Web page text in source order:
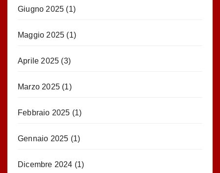
Giugno 2025 (1)
Maggio 2025 (1)
Aprile 2025 (3)
Marzo 2025 (1)
Febbraio 2025 (1)
Gennaio 2025 (1)
Dicembre 2024 (1)